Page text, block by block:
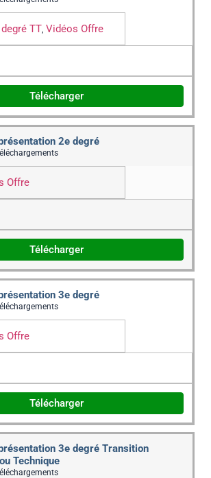
TT Vidéos Offre
Télécharger
2e degré
Offre
Télécharger
3e degré
Offre
Télécharger
3e degré Transition
Technique